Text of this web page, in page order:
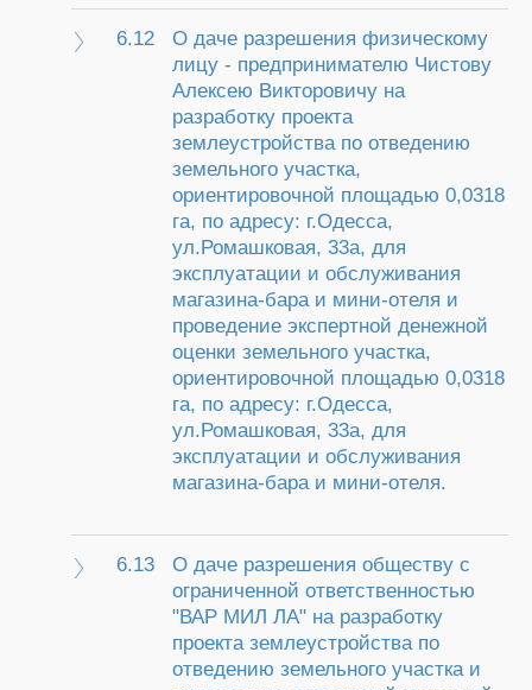
6.12
О даче разрешения физическому
лицу - предпринимателю Чистову
Алексею Викторовичу на
разработку проекта
землеустройства по отведению
земельного участка,
ориентировочной площадью 0,0318
га, по адресу: г.Одесса,
ул.Ромашковая, 33а, для
эксплуатации и обслуживания
магазина-бара и мини-отеля и
проведение экспертной денежной
оценки земельного участка,
ориентировочной площадью 0,0318
га, по адресу: г.Одесса,
ул.Ромашковая, 33а, для
эксплуатации и обслуживания
магазина-бара и мини-отеля.
6.13
О даче разрешения обществу с
ограниченной ответственностью
"ВАР МИЛ ЛА" на разработку
проекта землеустройства по
отведению земельного участка и